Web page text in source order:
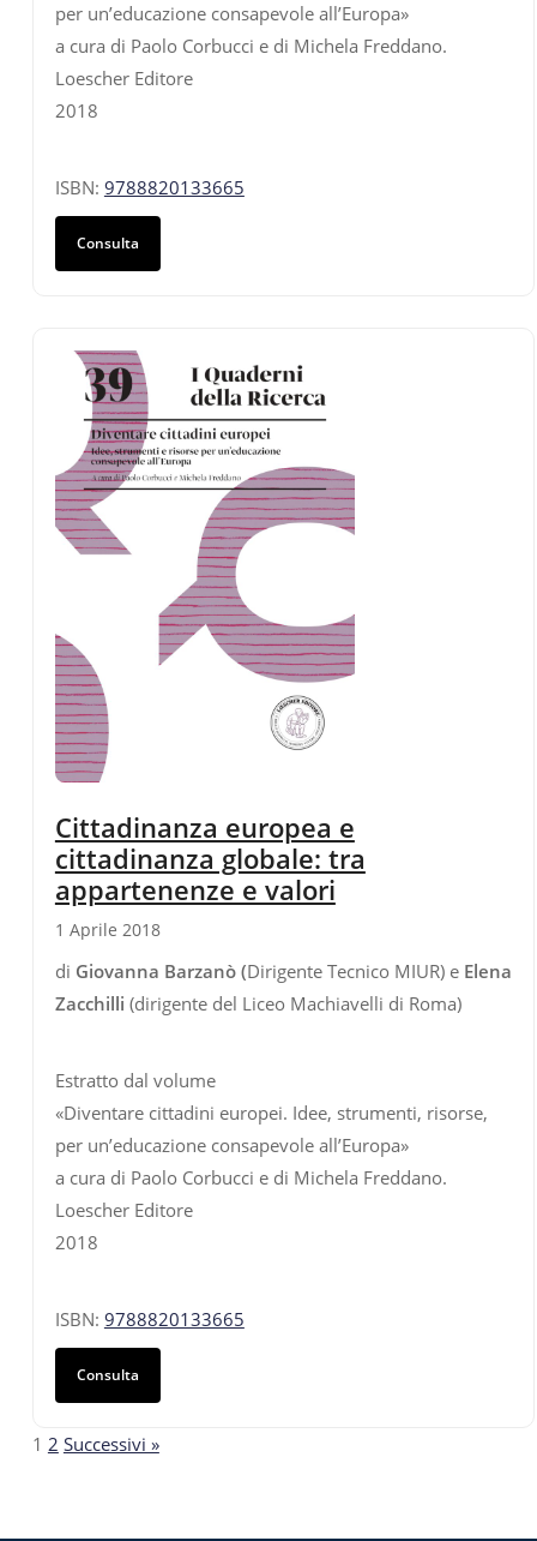
per un’educazione consapevole all’Europa»
a cura di Paolo Corbucci e di Michela Freddano.
Loescher Editore
2018
ISBN: 9788820133665
Consulta
Cittadinanza europea e
cittadinanza globale: tra
appartenenze e valori
1 Aprile 2018
di Giovanna Barzanò (Dirigente Tecnico MIUR) e Elena
Zacchilli (dirigente del Liceo Machiavelli di Roma)
Estratto dal volume
«Diventare cittadini europei. Idee, strumenti, risorse,
per un’educazione consapevole all’Europa»
a cura di Paolo Corbucci e di Michela Freddano.
Loescher Editore
2018
ISBN: 9788820133665
Consulta
Paginazione
1 2 Successivi »